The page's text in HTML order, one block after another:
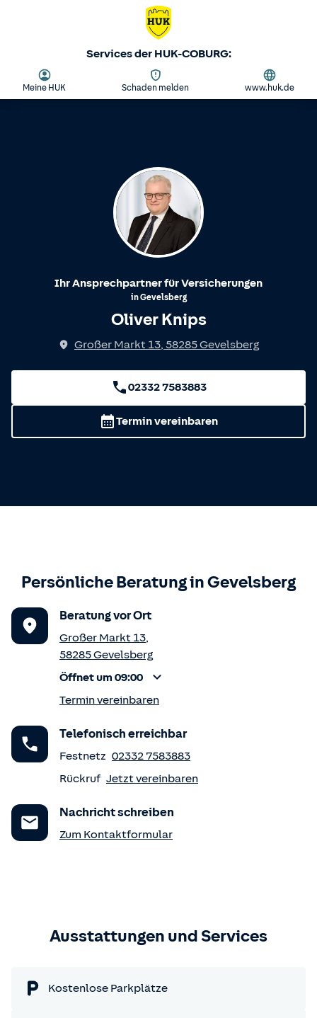
Services der HUK-COBURG:
Meine HUK Schaden melden www.huk.de
Ihr Ansprechpartner für Versicherungen
inGevelsberg
Oliver Knips
Großer Markt 13, 58285Gevelsberg
02332 7583883
Termin vereinbaren
Persönliche Beratung inGevelsberg
Beratung vor Ort
Großer Markt 13,
58285Gevelsberg
Öffnet um 09:00
Termin vereinbaren
Telefonisch erreichbar
Festnetz 02332 7583883
Rückruf Jetzt vereinbaren
Nachricht schreiben
Zum Kontaktformular
Ausstattungen und Services
Kostenlose Parkplätze